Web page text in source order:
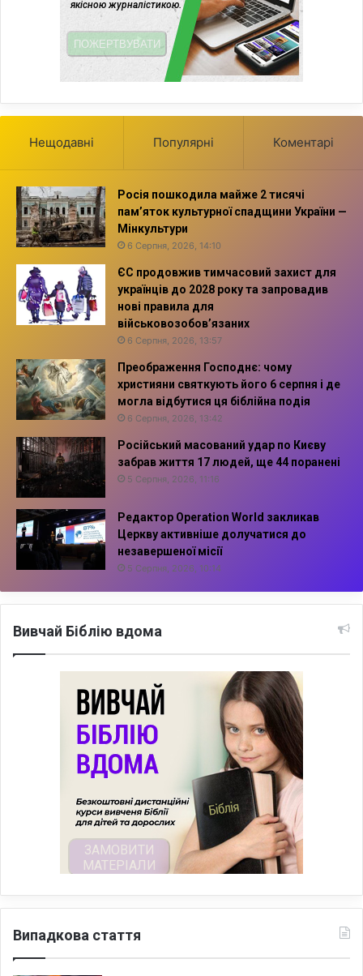
Нещодавні Популярні Коментарі
Росія пошкодила майже 2 тисячі
пам’яток культурної спадщини України —
Мінкультури
6 Серпня, 2026, 14:10
ЄС продовжив тимчасовий захист для
українців до 2028 року та запровадив
нові правила для
військовозобов’язаних
6 Серпня, 2026, 13:57
Преображення Господнє: чому
християни святкують його 6 серпня і де
могла відбутися ця біблійна подія
6 Серпня, 2026, 13:42
Російський масований удар по Києву
забрав життя 17 людей, ще 44 поранені
5 Серпня, 2026, 11:16
Редактор Operation World закликав
Церкву активніше долучатися до
незавершеної місії
5 Серпня, 2026, 10:14
Вивчай Біблію вдома
Випадкова стаття